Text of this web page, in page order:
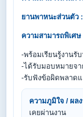
ยานพาหนะส่วนตัว :
ความสามารถพิเศษ
-พร้อมเรียนรู้งานรั
-ได้รับมอบหมายจา
-รับฟังข้อผิดพลาดแ
ความภูมิใจ / ผล
เคยผ่านงาน